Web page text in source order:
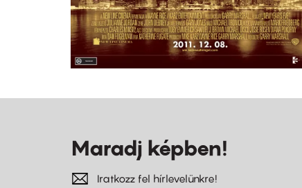
Maradj képben!
Iratkozz fel hírlevelünkre!